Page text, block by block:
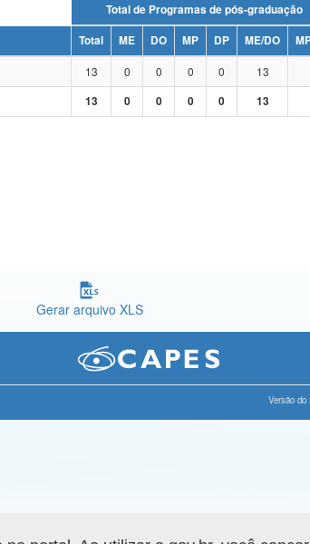
Total de Programas de pós-graduação
Total ME DO MP DP ME/DO
13 0 0 0 0 13
13 0 0 0 0 13
Gerar arquivo XLS
Versão